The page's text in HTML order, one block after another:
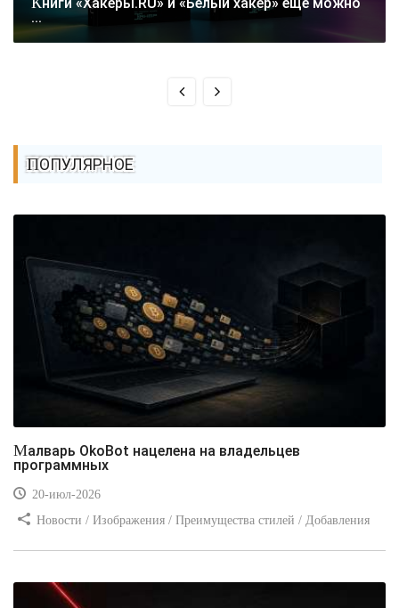
...
ПОПУЛЯРНОЕ
Малварь OkoBot нацелена на владельцев
программных
20-июл-2026
Новости / Изображения / Преимущества стилей / Добавления